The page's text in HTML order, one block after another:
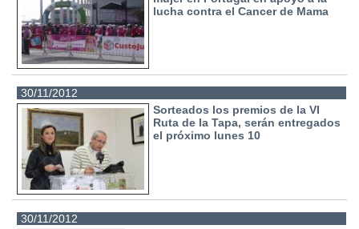
lucha contra el Cancer de Mama
30/11/2012
Sorteados los premios de la VI
Ruta de la Tapa, serán entregados
el próximo lunes 10
30/11/2012